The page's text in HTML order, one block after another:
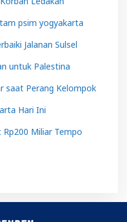
psim yogyakarta
Jalanan Sulsel
untuk Palestina
saat Perang Kelompok
Hari Ini
Miliar Tempo